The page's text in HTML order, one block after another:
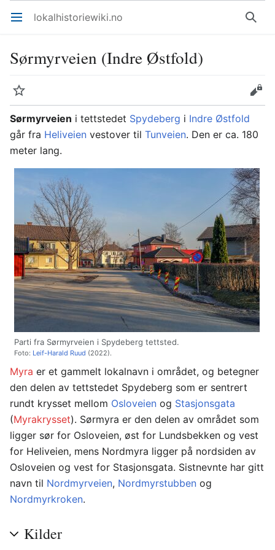
Åpne hovedmenyen lokalhistoriewiki.no Søk
Sørmyrveien (Indre Østfold)
Overvåk
Rediger
Sørmyrveien i tettstedet Spydeberg i Indre Østfold
går fra Heliveien vestover til Tunveien. Den er ca. 180
meter lang.
Parti fra Sørmyrveien i Spydeberg tettsted.
Foto: Leif-Harald Ruud (2022).
Myra er et gammelt lokalnavn i området, og betegner
den delen av tettstedet Spydeberg som er sentrert
rundt krysset mellom Osloveien og Stasjonsgata
(Myrakrysset). Sørmyra er den delen av området som
ligger sør for Osloveien, øst for Lundsbekken og vest
for Heliveien, mens Nordmyra ligger på nordsiden av
Osloveien og vest for Stasjonsgata. Sistnevnte har gitt
navn til Nordmyrveien, Nordmyrstubben og
Nordmyrkroken.
Kilder